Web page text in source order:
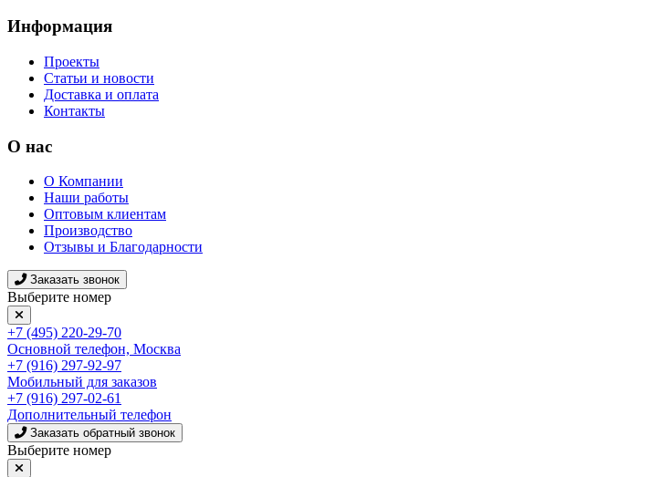
Информация
Проекты
Статьи и новости
Доставка и оплата
Контакты
О нас
О Компании
Наши работы
Оптовым клиентам
Производство
Отзывы и Благодарности
Заказать звонок
Выберите номер
+7 (495) 220-29-70
Основной телефон, Москва
+7 (916) 297-92-97
Мобильный для заказов
+7 (916) 297-02-61
Дополнительный телефон
Заказать обратный звонок
Выберите номер